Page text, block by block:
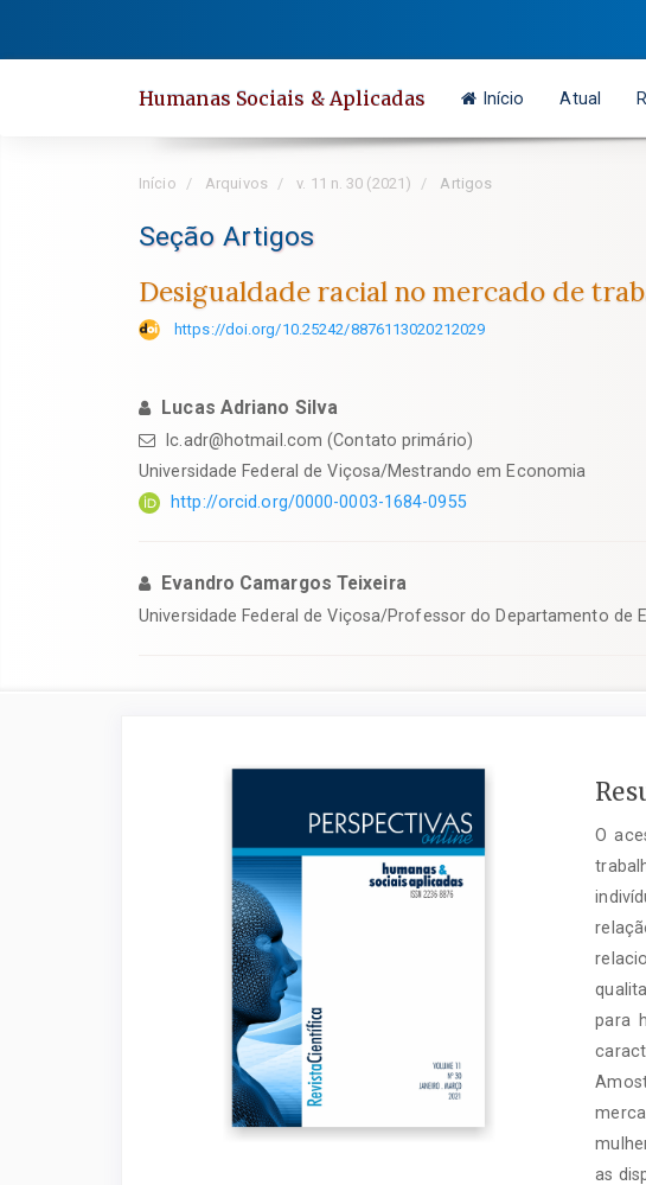
Humanas Sociais & Aplicadas Início Atual
Início Arquivos v. 11 n. 30 (2021) Artigos
Seção Artigos
Desigualdade racial no mercado de
https://doi.org/10.25242/8876113020212029
Lucas Adriano Silva
lc.adr@hotmail.com (Contato primário)
Universidade Federal de Viçosa/Mestrando em Economia
http://orcid.org/0000-0003-1684-0955
Evandro Camargos Teixeira
Universidade Federal de Viçosa/Professor do Departamento de
artigos
O
para
as